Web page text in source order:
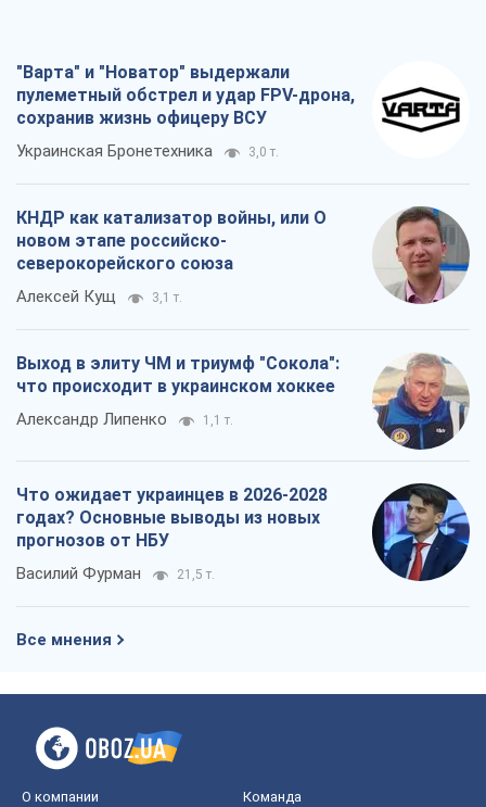
"Варта" и "Новатор" выдержали
пулеметный обстрел и удар FPV-дрона,
сохранив жизнь офицеру ВСУ
Украинская Бронетехника 3,0 т.
КНДР как катализатор войны, или О
новом этапе российско-
северокорейского союза
Алексей Кущ 3,1 т.
Выход в элиту ЧМ и триумф "Сокола":
что происходит в украинском хоккее
Александр Липенко 1,1 т.
Что ожидает украинцев в 2026-2028
годах? Основные выводы из новых
прогнозов от НБУ
Василий Фурман 21,5 т.
Все мнения
О компании Команда